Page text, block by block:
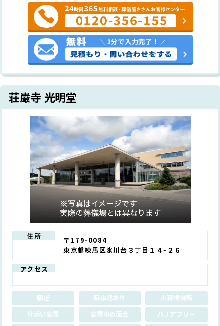
荘巌寺 光明堂
住所
〒179-0084
東京都練馬区氷川台３丁目１４−２６
アクセス
駅近 駐車場あり
火葬場併設
付添い安置
安置中の面会
バリアフリー